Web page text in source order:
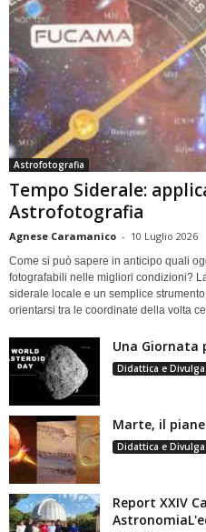
Astrofotografia
Tempo Siderale:
Astrofotografia
Agnese Caramanico - 10 Luglio 2026
Come si può sapere in anticipo quali
fotografabili nelle migliori condizioni?
siderale locale e un semplice
orientarsi tra le coordinate della volta
Una Giornata
Didattica e
Marte, il
Didattica e
Report XXIV